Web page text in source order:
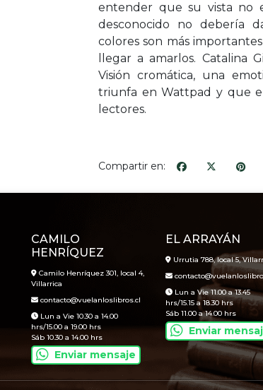
entender que su vista no
desconocido no debería
colores son más
llegar a amarlos. Catalina
Visión cromática, una
triunfa en Wattpad y que
lectores.
Compartir en:
CAMILO
HENRÍQUEZ
Camilo Henríquez 301, local 4,
Villarrica
contacto@vuelanloslibros.cl
Lun a Vie 10.30 a 14.00
hrs/15.00 a 19.00 hrs
Sáb 10.30 a 14.00 hrs
Enviar mensaje
EL ARRAYÁN
Urrutia 788, local 5,
Lun a Vie 11.00 a 13.45
hrs/15.15 a 18.30 hrs
Sáb 11.00 a 14.00 hrs
Enviar